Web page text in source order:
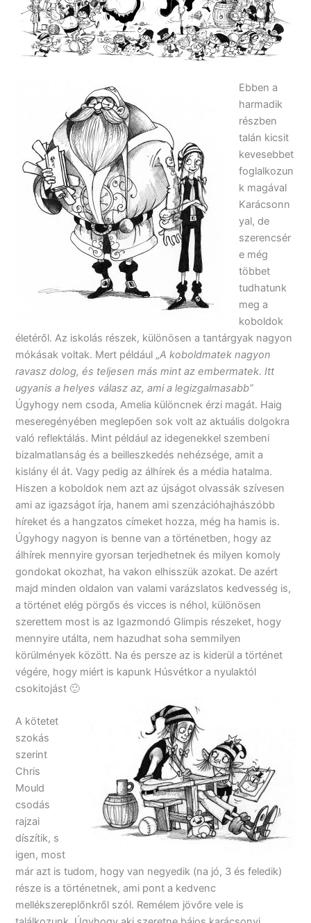
Ebben a
harmadik
részben
talán kicsit
kevesebbet
foglalkozun
k magával
Karácsonn
yal, de
szerencsér
e még
többet
tudhatunk
meg a
koboldok
életéről. Az iskolás részek, különösen a tantárgyak nagyon
mókásak voltak. Mert például „A koboldmatek nagyon
ravasz dolog, és teljesen más mint az embermatek. Itt
ugyanis a helyes válasz az, ami a legizgalmasabb”
Úgyhogy nem csoda, Amelia különcnek érzi magát. Haig
meseregényében meglepően sok volt az aktuális dolgokra
való reflektálás. Mint például az idegenekkel szembeni
bizalmatlanság és a beilleszkedés nehézsége, amit a
kislány él át. Vagy pedig az álhírek és a média hatalma.
Hiszen a koboldok nem azt az újságot olvassák szívesen
ami az igazságot írja, hanem ami szenzációhajhászóbb
híreket és a hangzatos címeket hozza, még ha hamis is.
Úgyhogy nagyon is benne van a történetben, hogy az
álhírek mennyire gyorsan terjedhetnek és milyen komoly
gondokat okozhat, ha vakon elhisszük azokat. De azért
majd minden oldalon van valami varázslatos kedvesség is,
a történet elég pörgős és vicces is néhol, különösen
szerettem most is az Igazmondó Glimpis részeket, hogy
mennyire utálta, nem hazudhat soha semmilyen
körülmények között. Na és persze az is kiderül a történet
végére, hogy miért is kapunk Húsvétkor a nyulaktól
csokitojást 🙂
A kötetet
szokás
szerint
Chris
Mould
csodás
rajzai
díszítik, s
igen, most
már azt is tudom, hogy van negyedik (na jó, 3 és feledik)
része is a történetnek, ami pont a kedvenc
mellékszereplőnkről szól. Remélem jövőre vele is